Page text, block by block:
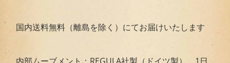
国内送料無料（離島を除く）にてお届けいたします